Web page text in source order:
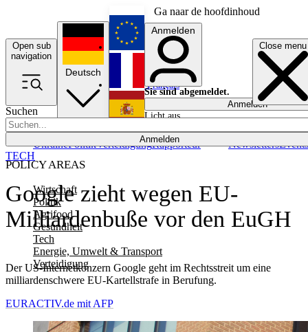
Ga naar de hoofdinhoud
Open sub
navigation
Close menu
Suchen
Anmelden
POLICY AREAS
Wirtschaft
Politik
Agrifood
Gesundheit
Tech
Energie, Umwelt & Transport
Verteidigung
UkrainePolitikVerteidigungRapporteur NewslettersEvents
Deutsch
English
Français
Anmelden
Sie sind abgemeldet.
Anmelden
Licht aus
Google zieht wegen EU-
Milliardenbuße vor den EuGH
Der US-Internetkonzern Google geht im Rechtsstreit um eine
milliardenschwere EU-Kartellstrafe in Berufung.
TECH
EURACTIV.de mit AFP